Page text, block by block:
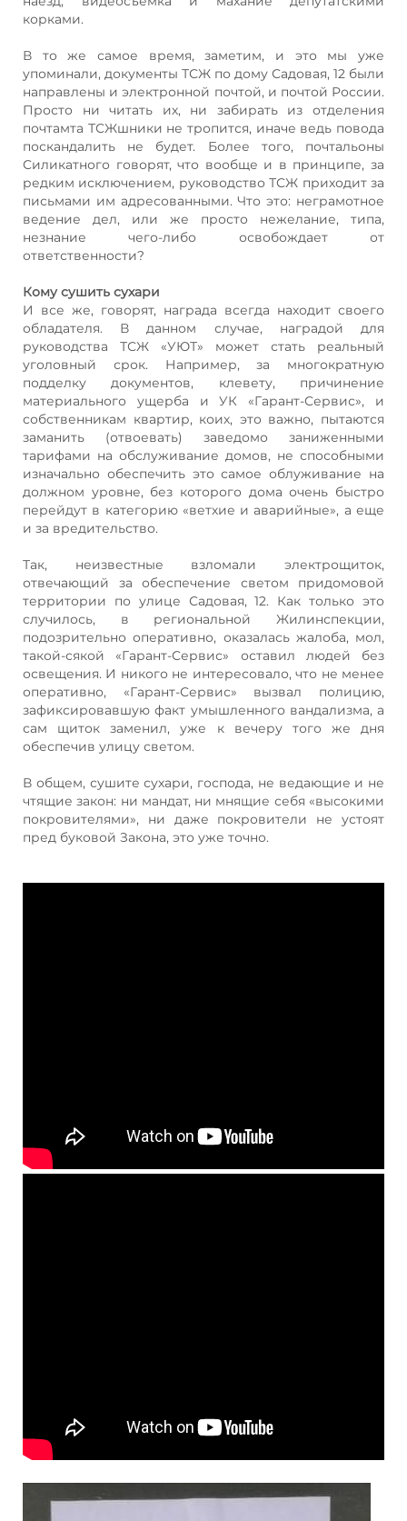
корками.
В то же самое время, заметим, и это мы уже
упоминали, документы ТСЖ по дому Садовая, 12 были
направлены и электронной почтой, и почтой России.
Просто ни читать их, ни забирать из отделения
почтамта ТСЖшники не тропится, иначе ведь повода
поскандалить не будет. Более того, почтальоны
Силикатного говорят, что вообще и в принципе, за
редким исключением, руководство ТСЖ приходит за
письмами им адресованными. Что это: неграмотное
ведение дел, или же просто нежелание, типа,
незнание чего-либо освобождает от
ответственности?
Кому сушить сухари
И все же, говорят, награда всегда находит своего
обладателя. В данном случае, наградой для
руководства ТСЖ «УЮТ» может стать реальный
уголовный срок. Например, за многократную
подделку документов, клевету, причинение
материального ущерба и УК «Гарант-Сервис», и
собственникам квартир, коих, это важно, пытаются
заманить (отвоевать) заведомо заниженными
тарифами на обслуживание домов, не способными
изначально обеспечить это самое облуживание на
должном уровне, без которого дома очень быстро
перейдут в категорию «ветхие и аварийные», а еще
и за вредительство.
Так, неизвестные взломали электрощиток,
отвечающий за обеспечение светом придомовой
территории по улице Садовая, 12. Как только это
случилось, в региональной Жилинспекции,
подозрительно оперативно, оказалась жалоба, мол,
такой-сякой «Гарант-Сервис» оставил людей без
освещения. И никого не интересовало, что не менее
оперативно, «Гарант-Сервис» вызвал полицию,
зафиксировавшую факт умышленного вандализма, а
сам щиток заменил, уже к вечеру того же дня
обеспечив улицу светом.
В общем, сушите сухари, господа, не ведающие и не
чтящие закон: ни мандат, ни мнящие себя «высокими
покровителями», ни даже покровители не устоят
пред буковой Закона, это уже точно.